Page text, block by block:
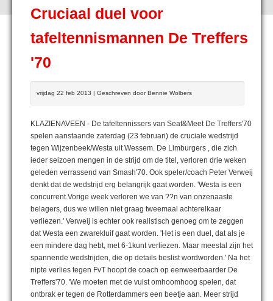
Cruciaal duel voor
tafeltennismannen De Treffers
'70
vrijdag 22 feb 2013 | Geschreven door Bennie Wolbers
KLAZIENAVEEN - De tafeltennissers van Seat&Meet De Treffers'70
spelen aanstaande zaterdag (23 februari) de cruciale wedstrijd
tegen Wijzenbeek/Westa uit Wessem. De Limburgers , die zich
ieder seizoen mengen in de strijd om de titel, verloren drie weken
geleden verrassend van Smash'70. Ook speler/coach Peter Verweij
denkt dat de wedstrijd erg belangrijk gaat worden. 'Westa is een
concurrent.Vorige week verloren we van ??n van onzenaaste
belagers, dus we willen niet graag tweemaal achterelkaar
verliezen.' Verweij is echter ook realistisch genoeg om te zeggen
dat Westa een zwarekluif gaat worden. 'Het is een duel, dat als je
een mindere dag hebt, met 6-1kunt verliezen. Maar meestal zijn het
spannende wedstrijden, die op details beslist wordworden.' Na het
nipte verlies tegen FvT hoopt de coach op eenweerbaarder De
Treffers'70. 'We moeten met de vuist omhoomhoog spelen, dat
ontbrak er tegen de Rotterdammers een beetje aan. Meer strijd